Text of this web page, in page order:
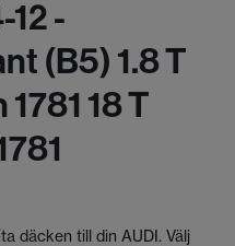
12 -
(b5) 1.8 T
18 T
däcken till din AUDI. Välj